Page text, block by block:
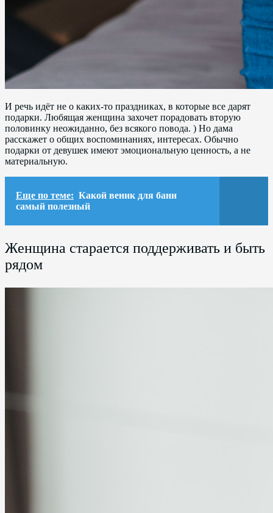
И речь идёт не о каких-то праздниках, в которые все дарят
подарки. Любящая женщина захочет порадовать вторую
половинку неожиданно, без всякого повода. ) Но дама
расскажет о общих воспоминаниях, интересах. Обычно
подарки от девушек имеют эмоциональную ценность, а не
материальную.
Еще по теме: Какой веник для бани
самый полезный
Женщина старается поддерживать и быть
рядом